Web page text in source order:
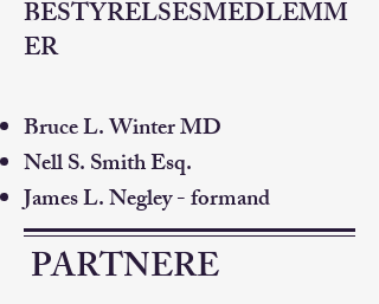
BESTYRELSESMEDLEMM
ER
Bruce L. Winter MD
Nell S. Smith Esq.
James L. Negley - formand
PARTNERE